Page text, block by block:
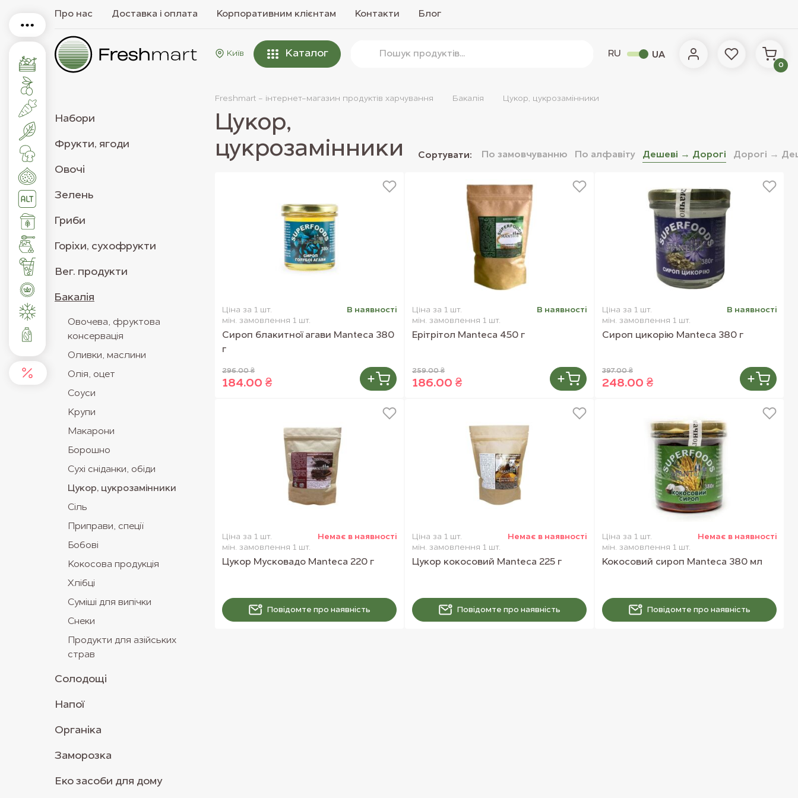
Про нас Доставка і оплата Корпоративним клієнтам Контакти Блог
Київ Каталог RU UA
0
Freshmart - інтернет-магазин продуктів харчування Бакалiя Цукор, цукрозамiнники
Набори
Фрукти, ягоди
Овочі
Зелень
Гриби
Горіхи, сухофрукти
Вег. продукти
Бакалія
Овочева, фруктова
консервація
Оливки, маслини
Олія, оцет
Соуси
Крупи
Макарони
Борошно
Сухі сніданки, обіди
Цукор, цукрозамінники
Сіль
Приправи, спеції
Бобові
Кокосова продукція
Хлібці
Суміші для випічки
Снеки
Продукти для азійських
страв
Солодощі
Напої
Органіка
Заморозка
Еко засоби для дому
Цукор,
цукрозамiнники
Сортувати: По замовчуванню По алфавіту Дешевi → Дорогi Дорогi →
Ціна за 1 шт.
мін. замовлення 1 шт.
В наявностi
Сироп блакитної агави Manteca 380
г
296.00 ₴
184.00 ₴
Ціна за 1 шт.
мін. замовлення 1 шт.
В наявностi
Ерітрітол Manteca 450 г
259.00 ₴
186.00 ₴
Ціна за 1 шт.
мін. замовлення 1 шт.
В наявностi
Сироп цикорію Manteca 380 г
397.00 ₴
248.00 ₴
Ціна за 1 шт.
мін. замовлення 1 шт.
Немає в наявностi
Цукор Мусковадо Manteca 220 г
Повiдомте про наявнiсть
Ціна за 1 шт.
мін. замовлення 1 шт.
Немає в наявностi
Цукор кокосовий Manteca 225 г
Повiдомте про наявнiсть
Ціна за 1 шт.
мін. замовлення 1 шт.
Немає в наявностi
Кокосовий сироп Manteca 380 мл
Повiдомте про наявнiсть